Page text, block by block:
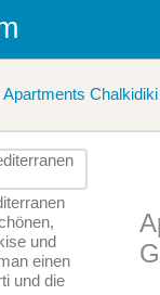
Apartments Chalkidiki
und
einen
und die